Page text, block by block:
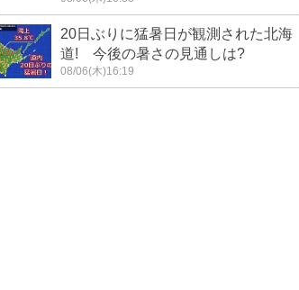
20日ぶりに猛暑日が観測された北海
道! 今後の暑さの見通しは?
08/06(木)16:19